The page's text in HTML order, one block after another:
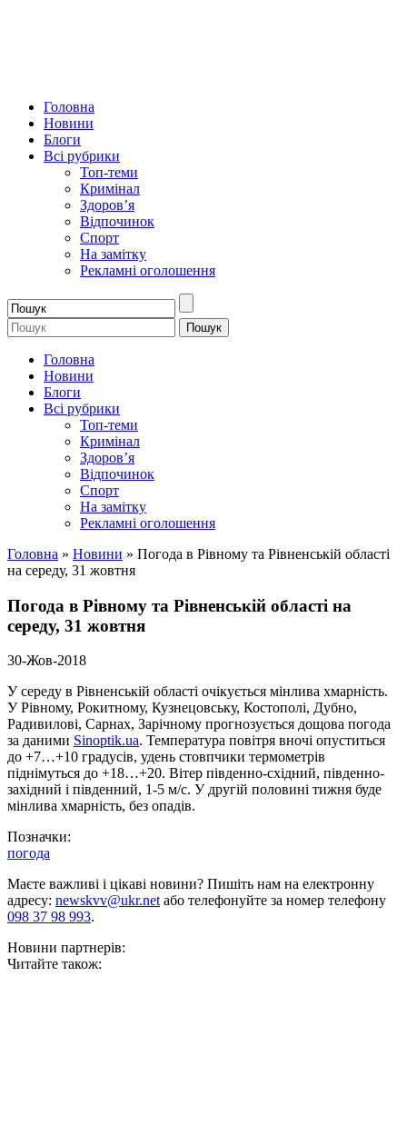
Головна
Новини
Блоги
Всі рубрики
Топ-теми
Кримінал
Здоров’я
Відпочинок
Спорт
На замітку
Рекламні оголошення
Головна
Новини
Блоги
Всі рубрики
Топ-теми
Кримінал
Здоров’я
Відпочинок
Спорт
На замітку
Рекламні оголошення
Головна » Новини » Погода в Рівному та Рівненській області
на середу, 31 жовтня
Погода в Рівному та Рівненській області на
середу, 31 жовтня
30-Жов-2018
У середу в Рівненській області очікується мінлива хмарність.
У Рівному, Рокитному, Кузнецовську, Костополі, Дубно,
Радивилові, Сарнах, Зарічному прогнозується дощова погода
за даними Sinoptik.ua. Температура повітря вночі опуститься
до +7…+10 градусів, удень стовпчики термометрів
піднімуться до +18…+20. Вітер південно-східний, південно-
західний і південний, 1-5 м/с. У другій половині тижня буде
мінлива хмарність, без опадів.
Позначки:
погода
Маєте важливі і цікаві новини? Пишіть нам на електронну
адресу: newskvv@ukr.netабо телефонуйте за номер телефону
098 37 98 993.
Новини партнерів:
Читайте також: